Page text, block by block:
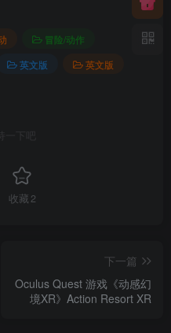
冒险/动作
英文版
英文版
一下吧
收藏2
下一篇
Oculus Quest 游戏《动感幻
境XR》Action Resort XR